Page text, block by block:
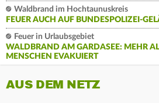
Waldbrand im Hochtaunuskreis
FEUER AUCH AUF BUNDESPOLIZEI-
Feuer in Urlaubsgebiet
WALDBRAND AM GARDASEE: MEHR
MENSCHEN EVAKUIERT
AUS DEM NETZ